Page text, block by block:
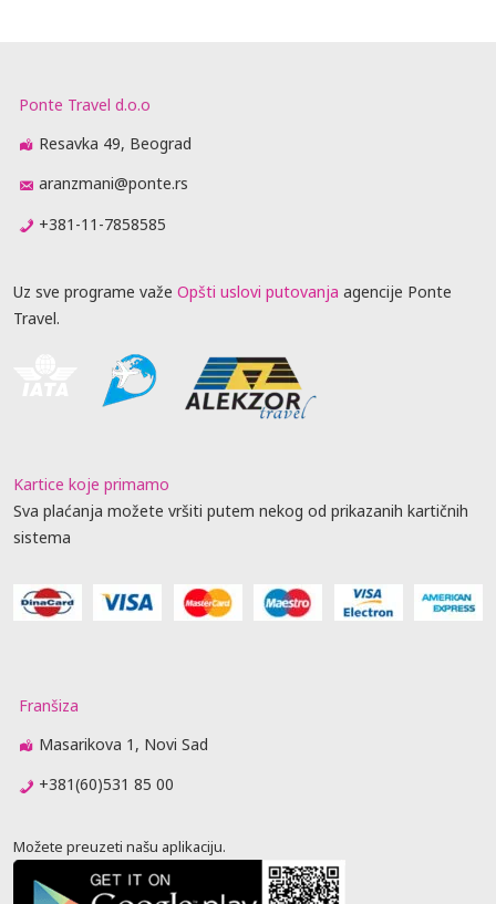
Ponte Travel d.o.o
Resavka 49, Beograd
aranzmani@ponte.rs
+381-11-7858585
Uz sve programe važe Opšti uslovi putovanja agencije Ponte
Travel.
Kartice koje primamo
Sva plaćanja možete vršiti putem nekog od prikazanih kartičnih
sistema
Franšiza
Masarikova 1, Novi Sad
+381(60)531 85 00
Možete preuzeti našu aplikaciju.